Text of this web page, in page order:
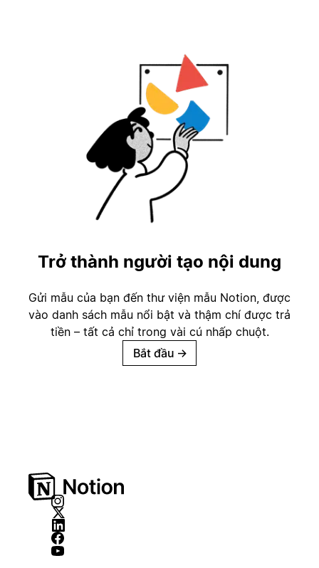
Trở thành người tạo nội dung
Gửi mẫu của bạn đến thư viện mẫu Notion, được
vào danh sách mẫu nổi bật và thậm chí được trả
tiền – tất cả chỉ trong vài cú nhấp chuột.
Bắt đầu →